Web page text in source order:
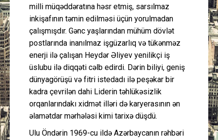
milli müqəddəratına həsr etmiş, sarsılmaz
inkişafının təmin edilməsi üçün yorulmadan
çalışmışdır. Gənc yaşlarından mühüm dövlət
postlarında inanılmaz işgüzarlıq və tükənməz
enerji ilə çalışan Heydər Əliyev yenilikçi iş
üslubu ilə diqqəti cəlb edirdi. Dərin biliyi, geniş
dünyagörüşü və fitri istedadı ilə peşəkar bir
kadra çevrilən dahi Liderin təhlükəsizlik
orqanlarındakı xidmət illəri də karyerasının ən
əlamətdar mərhələsi kimi tarixə düşdü.
Ulu Öndərin 1969-cu ildə Azərbaycanın rəhbəri